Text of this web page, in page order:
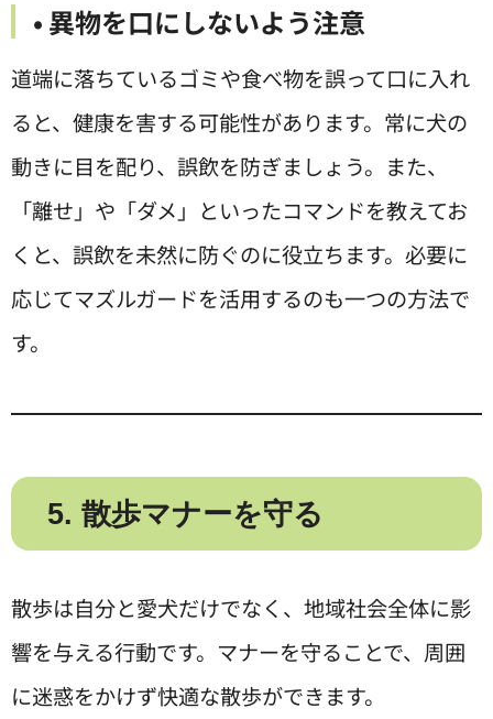
• 異物を口にしないよう注意
道端に落ちているゴミや食べ物を誤って口に入れ
ると、健康を害する可能性があります。常に犬の
動きに目を配り、誤飲を防ぎましょう。また、
「離せ」や「ダメ」といったコマンドを教えてお
くと、誤飲を未然に防ぐのに役立ちます。必要に
応じてマズルガードを活用するのも一つの方法で
す。
5. 散歩マナーを守る
散歩は自分と愛犬だけでなく、地域社会全体に影
響を与える行動です。マナーを守ることで、周囲
に迷惑をかけず快適な散歩ができます。